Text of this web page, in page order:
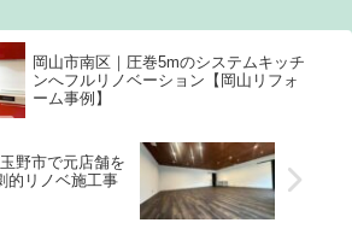
為に
仕...
にスイカに太陽にマリンスポー
ツ。毎シーズン...
岡山市南区｜圧巻5mのシステムキッチ
ンへフルリノベーション【岡山リフォ
ーム事例】
野市で元店舗を
的リノベ施工事